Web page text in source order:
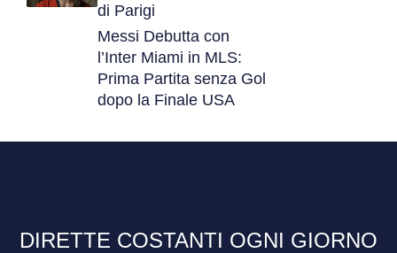
di Parigi
Messi Debutta con
l’Inter Miami in MLS:
Prima Partita senza Gol
dopo la Finale USA
DIRETTE COSTANTI OGNI GIORNO